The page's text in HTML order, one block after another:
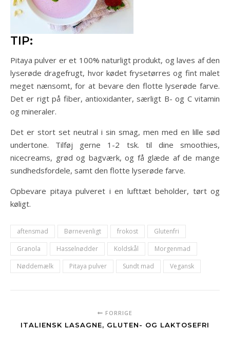
TIP:
Pitaya pulver er et 100% naturligt produkt, og laves af den
lyserøde dragefrugt, hvor kødet frysetørres og fint malet
meget nænsomt, for at bevare den flotte lyserøde farve.
Det er rigt på fiber, antioxidanter, særligt B- og C vitamin
og mineraler.
Det er stort set neutral i sin smag, men med en lille sød
undertone. Tilføj gerne 1-2 tsk. til dine smoothies,
nicecreams, grød og bagværk, og få glæde af de mange
sundhedsfordele, samt den flotte lyserøde farve.
Opbevare pitaya pulveret i en lufttæt beholder, tørt og
køligt.
aftensmad Børnevenligt frokost
Glutenfri
Granola
Hasselnødder Koldskål
Morgenmad
Nøddemælk
Pitaya pulver Sundt mad Vegansk
FORRIGE
ITALIENSK LASAGNE, GLUTEN- OG LAKTOSEFRI